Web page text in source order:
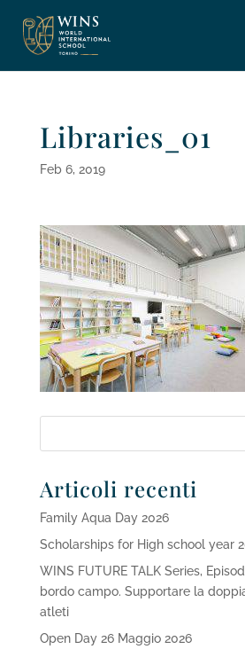
Libraries_01
Feb 6, 2019
Articoli recenti
Family Aqua Day 2026
Scholarships for High school year
WINS FUTURE TALK Series,
bordo campo. Supportare la
atleti
Open Day 26 Maggio 2026